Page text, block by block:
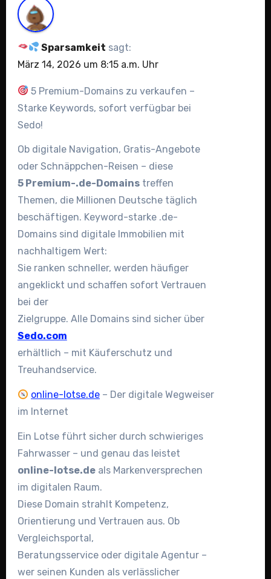
Sparsamkeit sagt:
März 14, 2026 um 8:15 a.m. Uhr
5 Premium-Domains zu verkaufen –
Starke Keywords, sofort verfügbar bei
Sedo!
Ob digitale Navigation, Gratis-Angebote
oder Schnäppchen-Reisen – diese
5 Premium-.de-Domainstreffen
Themen, die Millionen Deutsche täglich
beschäftigen. Keyword-starke .de-
Domains sind digitale Immobilien mit
nachhaltigem Wert:
Sie ranken schneller, werden häufiger
angeklickt und schaffen sofort Vertrauen
bei der
Zielgruppe. Alle Domains sind sicher über
Sedo.com
erhältlich – mit Käuferschutz und
Treuhandservice.
online-lotse.de – Der digitale Wegweiser
im Internet
Ein Lotse führt sicher durch schwieriges
Fahrwasser – und genau das leistet
online-lotse.deals Markenversprechen
im digitalen Raum.
Diese Domain strahlt Kompetenz,
Orientierung und Vertrauen aus. Ob
Vergleichsportal,
Beratungsservice oder digitale Agentur –
wer seinen Kunden als verlässlicher